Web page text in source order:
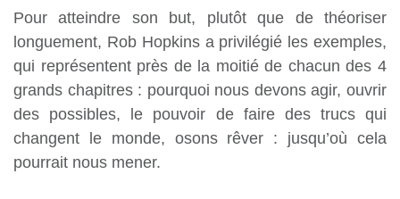
Pour atteindre son but, plutôt que de théoriser
longuement, Rob Hopkins a privilégié les exemples,
qui représentent près de la moitié de chacun des 4
grands chapitres : pourquoi nous devons agir, ouvrir
des possibles, le pouvoir de faire des trucs qui
changent le monde, osons rêver : jusqu’où cela
pourrait nous mener.